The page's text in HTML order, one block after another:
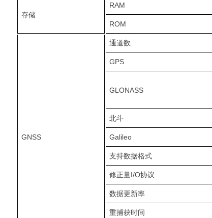
存储
RAM
ROM
GNSS
通道数
GPS
GLONASS
北斗
Galileo
支持数据格式
修正量I/O协议
数据更新率
重捕获时间